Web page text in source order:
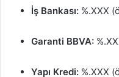
İş Bankası: %.XXX
Garanti BBVA:
Yapı Kredi: %.XXX